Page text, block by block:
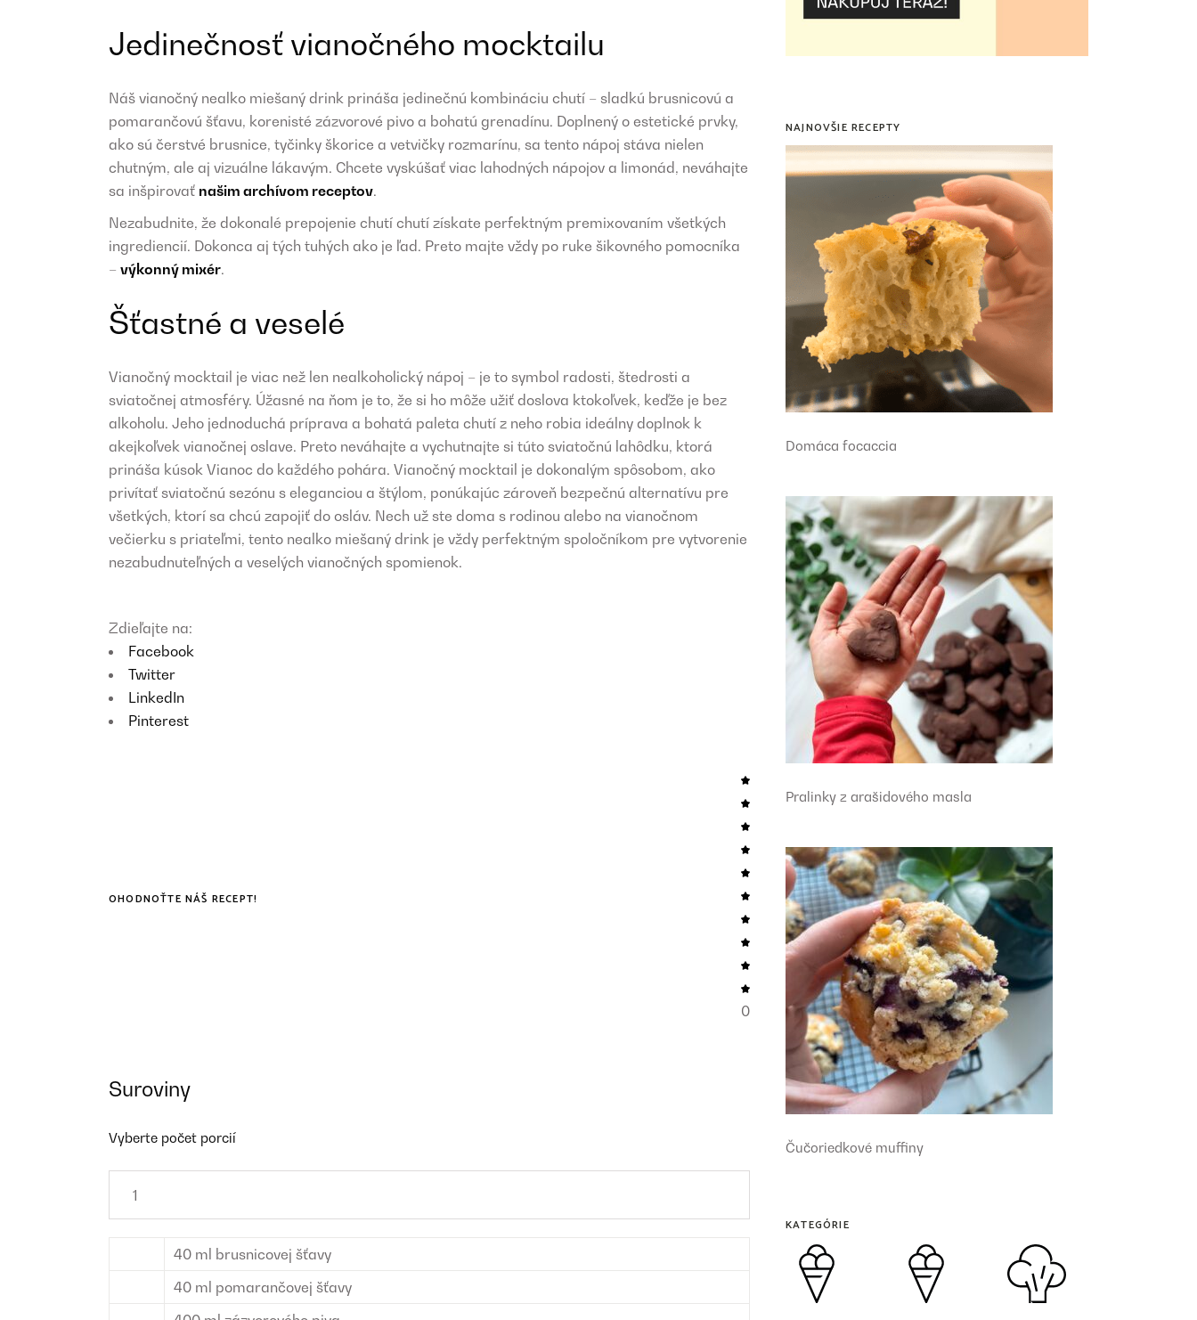
Jedinečnosť vianočného mocktailu
Náš vianočný nealko miešaný drink prináša jedinečnú kombináciu chutí – sladkú brusnicovú a
pomarančovú šťavu, korenisté zázvorové pivo a bohatú grenadínu. Doplnený o estetické prvky,
ako sú čerstvé brusnice, tyčinky škorice a vetvičky rozmarínu, sa tento nápoj stáva nielen
chutným, ale aj vizuálne lákavým. Chcete vyskúšať viac lahodných nápojov a limonád, neváhajte
sa inšpirovať našim archívom receptov.
Nezabudnite, že dokonalé prepojenie chutí chutí získate perfektným premixovaním všetkých
ingrediencií. Dokonca aj tých tuhých ako je ľad. Preto majte vždy po ruke šikovného pomocníka
– výkonný mixér.
Šťastné a veselé
Vianočný mocktail je viac než len nealkoholický nápoj – je to symbol radosti, štedrosti a
sviatočnej atmosféry. Úžasné na ňom je to, že si ho môže užiť doslova ktokoľvek, keďže je bez
alkoholu. Jeho jednoduchá príprava a bohatá paleta chutí z neho robia ideálny doplnok k
akejkoľvek vianočnej oslave. Preto neváhajte a vychutnajte si túto sviatočnú lahôdku, ktorá
prináša kúsok Vianoc do každého pohára. Vianočný mocktail je dokonalým spôsobom, ako
privítať sviatočnú sezónu s eleganciou a štýlom, ponúkajúc zároveň bezpečnú alternatívu pre
všetkých, ktorí sa chcú zapojiť do osláv. Nech už ste doma s rodinou alebo na vianočnom
večierku s priateľmi, tento nealko miešaný drink je vždy perfektným spoločníkom pre vytvorenie
nezabudnuteľných a veselých vianočných spomienok.
Zdieľajte na:
Facebook
Twitter
LinkedIn
Pinterest
OHODNOŤTE NÁŠ RECEPT!
0
Suroviny
Vyberte počet porcií
40 ml brusnicovej šťavy
40 ml pomarančovej šťavy
NAJNOVŠIE RECEPTY
Domáca focaccia
Pralinky z arašidového masla
Čučoriedkové muffiny
KATEGÓRIE